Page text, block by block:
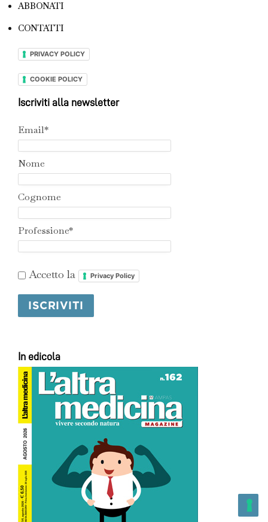
ABBONATI
CONTATTI
PRIVACY POLICY
COOKIE POLICY
Iscriviti alla newsletter
Email*
Nome
Cognome
Professione*
Accetto la Privacy Policy
In edicola